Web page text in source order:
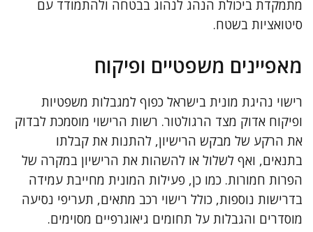
מתמקדת ביכולת הנהג לנהוג בבטחה ולהתמודד עם
סיטואציות בשטח.
מאפיינים משפטיים ופיקוח
רישוי נהיגת מונית בישראל כפוף למגבלות משפטיות
ופיקוח אדוק מצד הרגולטור. רשות הרישוי מוסמכת לבדוק
את הרקע של מבקש הרישיון, להתנות את קבלתו
בתנאים, ואף לשלול או להשהות את הרישיון במקרה של
הפרות חמורות. כמו כן, פעילות המונית מחייבת עמידה
בדרישות נוספות, כולל רישוי רכב מתאים, תעריפי נסיעה
מוסדרים והגבלות על תחומים גיאוגרפיים מסוימים.